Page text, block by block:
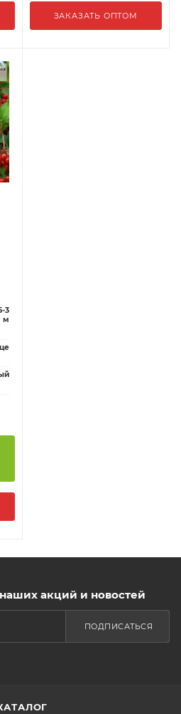
ЗАКАЗАТЬ ОПТОМ
3
м
акций и новостей
ПОДПИСАТЬСЯ